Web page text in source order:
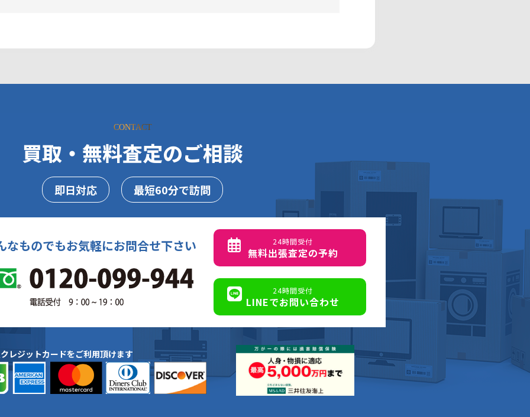
CONTACT
買取・無料査定のご相談
即日対応 最短60分で訪問
なものでもお気軽にお問合せ下さい 24時間受付
無料出張査定の予約
24時間受付
LINEでお問い合わせ
レジットカードをご利用頂けます